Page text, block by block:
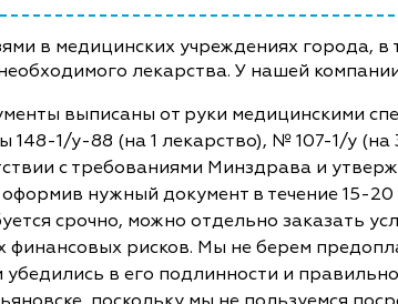
в медицинских учреждениях города, в
лекарства. У нашей
выписаны от руки медицинскими
148-1/у-88 (на 1 лекарство), № 107-1/у
с требованиями Минздрава и
нужный документ в течение 15-
срочно, можно отдельно заказать
финансовых рисков. Мы не берем
в его подлинности и